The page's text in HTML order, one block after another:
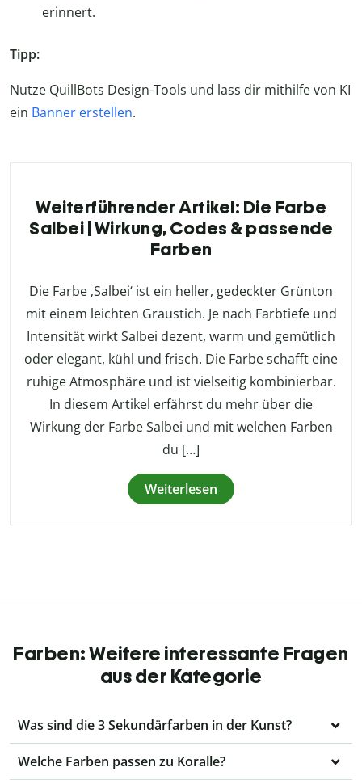
erinnert.
Tipp:
Nutze QuillBots Design-Tools und lass dir mithilfe von KI
ein Banner erstellen.
Weiterführender Artikel: Die Farbe
Salbei | Wirkung, Codes & passende
Farben
Die Farbe ‚Salbei‘ ist ein heller, gedeckter Grünton
mit einem leichten Graustich. Je nach Farbtiefe und
Intensität wirkt Salbei dezent, warm und gemütlich
oder elegant, kühl und frisch. Die Farbe schafft eine
ruhige Atmosphäre und ist vielseitig kombinierbar.
In diesem Artikel erfährst du mehr über die
Wirkung der Farbe Salbei und mit welchen Farben
du […]
Weiterlesen
Farben: Weitere interessante Fragen
aus der Kategorie
Was sind die 3 Sekundärfarben in der Kunst?
Welche Farben passen zu Koralle?